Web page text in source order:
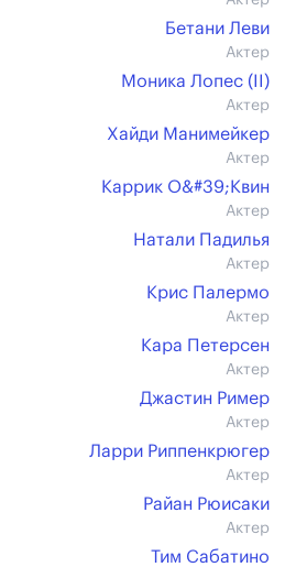
Бетани Леви
Актер
Моника Лопес (II)
Актер
Хайди Манимейкер
Актер
Каррик О&#39;Квин
Актер
Натали Падилья
Актер
Крис Палермо
Актер
Кара Петерсен
Актер
Джастин Ример
Актер
Ларри Риппенкрюгер
Актер
Райан Рюисаки
Актер
Тим Сабатино